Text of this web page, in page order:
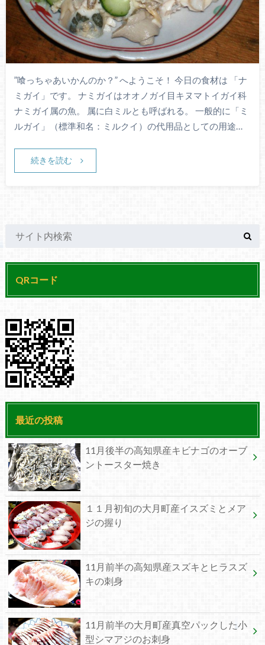
”喰っちゃあいかんのか？” へようこそ！ 今日の食材は 「ナ
ミガイ」です。 ナミガイはオオノガイ目キヌマトイガイ科
ナミガイ属の魚。 属に白ミルとも呼ばれる。 一般的に「ミ
ルガイ」（標準和名：ミルクイ）の代用品としての用途…
続きを読む
QRコード
最近の投稿
11月後半の高知県産キビナゴのオーブ
ントースター焼き
１１月初旬の大月町産イスズミとメア
ジの握り
11月前半の高知県産スズキとヒラスズ
キの刺身
11月前半の大月町産真空パックした小
型シマアジのお刺身